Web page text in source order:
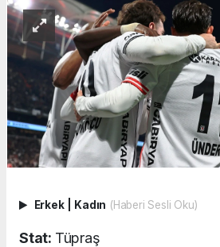
Erkek Kadın (Haberi Sesli Oku)
Stat: Tüpraş